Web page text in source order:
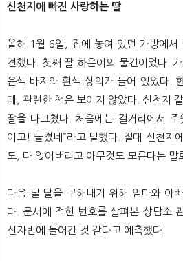
신천지에 빠진 사랑하는 딸
올해 1월 6일, 집에 놓여 있던 가방에서
견했다. 첫째 딸 하은이의 물건이었다.
은색 바지와 흰색 상의가 들어 있었다.
데, 관련한 책은 보이지 않았다. 신천지
딸을 다그쳤다. 처음에는 길거리에서
이고! 들켰네”라고 말했다. 절대 신천지
도, 다 잊어버리고 아무것도 모른다는 말
다음 날 딸을 구해내기 위해 엄마와 아
다. 문서에 적힌 번호를 살펴본 상담소
신자반에 들어간 것 같다고 예측했다.